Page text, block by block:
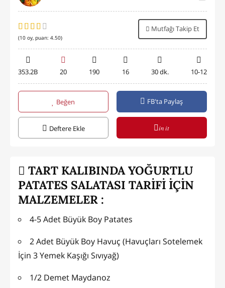
(10 oy, puan: 4.50)
Mutfağı Takip Et
353.2B 20 190 16 30 dk. 10-12
Beğen FB'ta Paylaş
Deftere Ekle in it
TART KALIBINDA YOĞURTLU
PATATES SALATASI TARİFİ İÇİN
MALZEMELER :
4-5 Adet Büyük Boy Patates
2 Adet Büyük Boy Havuç (Havuçları Sotelemek
İçin 3 Yemek Kaşığı Sıvıyağ)
1/2 Demet Maydanoz